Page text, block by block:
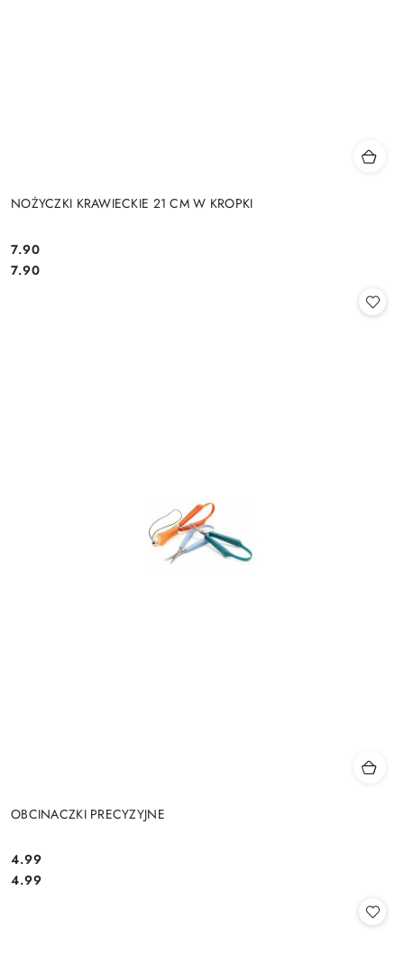
NOŻYCZKI KRAWIECKIE 21 CM W KROPKI
Cena:
7.90
Cena:
7.90
OBCINACZKI PRECYZYJNE
Cena:
4.99
Cena:
4.99